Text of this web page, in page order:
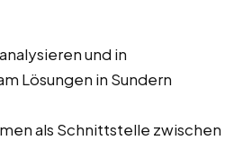
und in
Lösungen in Sundern
als Schnittstelle zwischen